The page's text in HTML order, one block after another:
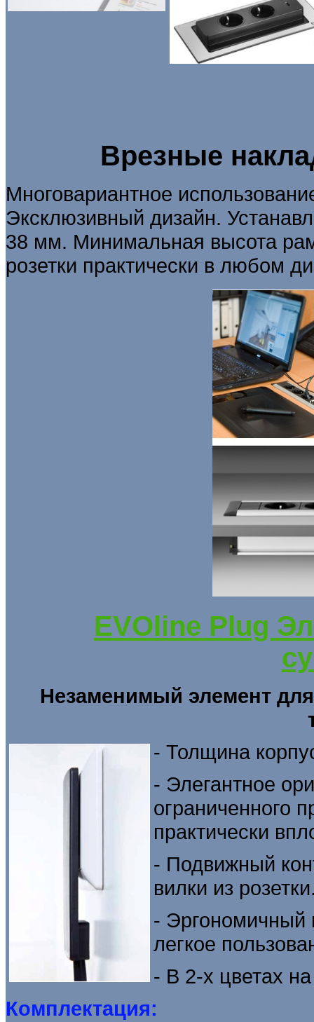
Врезные
Многовариантное
Эксклюзивный дизайн.
38 мм. Минимальная высота
розетки практически в любом
EVOline Plug
Незаменимый элемент
- Толщина
- Элегантное
ограниченного
практически
- Подвижный
вилки из
- Эргономичный
легкое
- В 2-х цветах
Комплектация: